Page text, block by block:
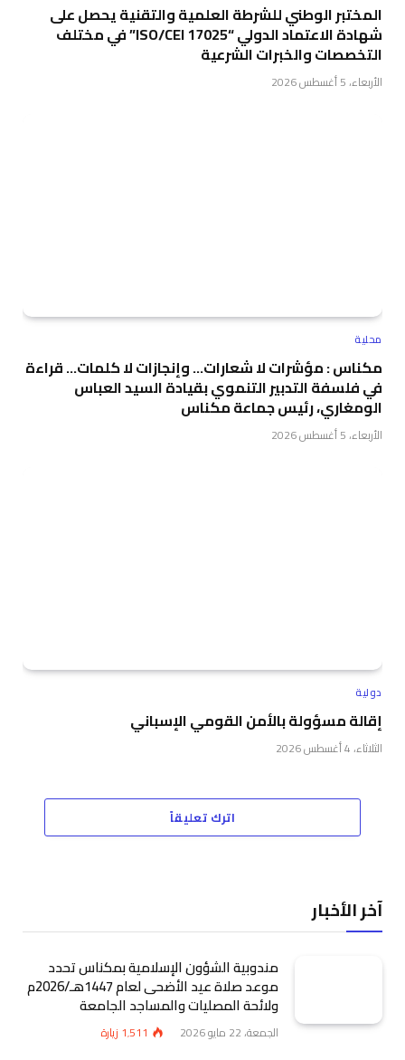
المختبر الوطني للشرطة العلمية والتقنية يحصل على
شهادة الاعتماد الدولي “ISO/CEI 17025” في مختلف
التخصصات والخبرات الشرعية
الأربعاء، 5 أغسطس 2026
محلية
مكناس : مؤشرات لا شعارات… وإنجازات لا كلمات… قراءة
في فلسفة التدبير التنموي بقيادة السيد العباس
الومغاري، رئيس جماعة مكناس
الأربعاء، 5 أغسطس 2026
دولية
إقالة مسؤولة بالأمن القومي الإسباني
الثلاثاء، 4 أغسطس 2026
اترك تعليقاً
آخر الأخبار
مندوبية الشؤون الإسلامية بمكناس تحدد
موعد صلاة عيد الأضحى لعام 1447هـ/2026م
ولائحة المصليات والمساجد الجامعة
الجمعة، 22 مايو 2026 1٬511 زيارة